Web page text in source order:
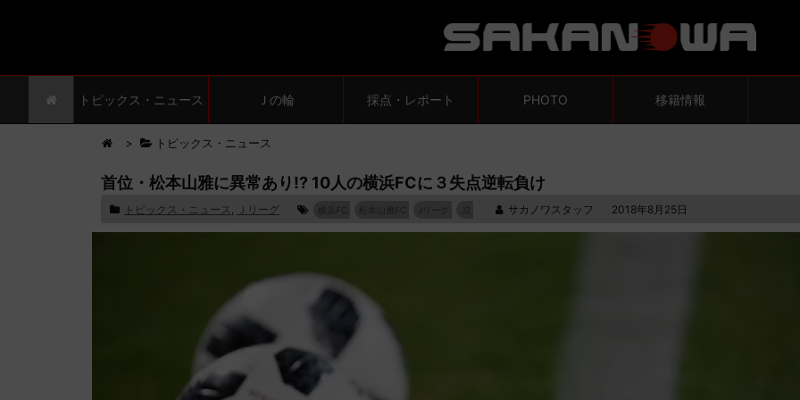
トピックス・ニュース Ｊの輪 採点・レポート PHOTO 移籍情報
> トピックス・ニュース
首位・松本山雅に異常あり!? 10人の横浜FCに３失点逆転負け
トピックス・ニュース , Ｊリーグ 松本山雅FC サカノワスタッフ 2018年8月25日